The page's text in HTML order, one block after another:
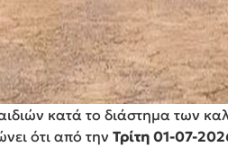
κατά το διάστημα των
ότι από την Τρίτη 01-07-